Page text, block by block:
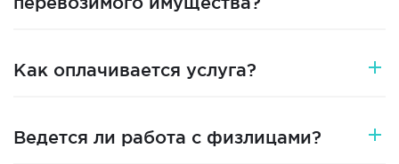
Как оплачивается услуга?
Ведется ли работа с физлицами?